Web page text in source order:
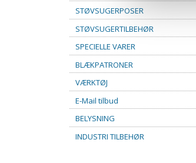
STØVSUGERPOSER
STØVSUGERTILBEHØR
SPECIELLE VARER
BLÆKPATRONER
VÆRKTØJ
E-Mail tilbud
BELYSNING
INDUSTRI TILBEHØR